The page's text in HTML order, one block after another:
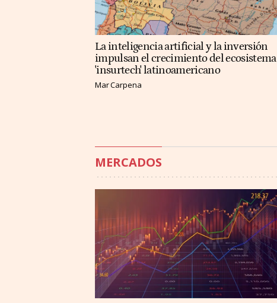
La inteligencia artificial y la inversión
impulsan el crecimiento del ecosistema
'insurtech' latinoamericano
Mar Carpena
MERCADOS